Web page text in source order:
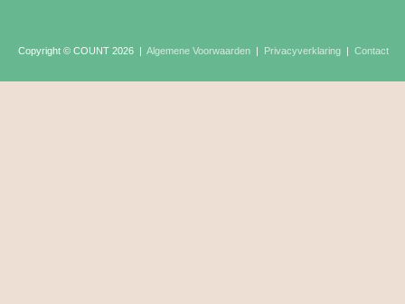
Copyright © COUNT 2026 | Algemene Voorwaarden | Privacyverklaring | Contact